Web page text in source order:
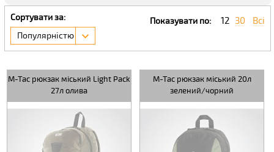
Сортувати за:
Популярністю
Показувати по: 12 30 Всі
M-Tac рюкзак міський Light Pack
27л олива
M-Tac рюкзак міський 20л
зелений/чорний